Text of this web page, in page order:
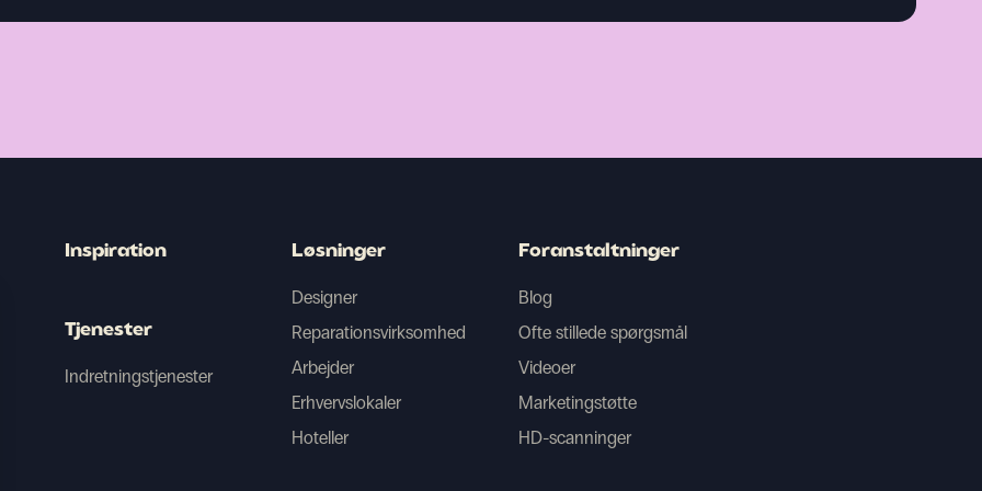
Inspiration
Tjenester
Indretningstjenester
Løsninger
Designer
Reparationsvirksomhed
Arbejder
Erhvervslokaler
Hoteller
Foranstaltninger
Blog
Ofte stillede spørgsmål
Videoer
Marketingstøtte
HD-scanninger